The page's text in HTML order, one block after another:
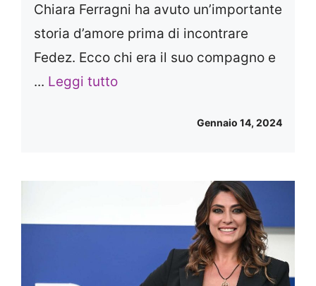
Chiara Ferragni ha avuto un’importante
storia d’amore prima di incontrare
Fedez. Ecco chi era il suo compagno e
... Leggi tutto
Gennaio 14, 2024